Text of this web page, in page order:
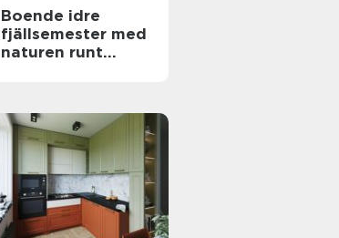
Boende idre
fjällsemester med
naturen runt